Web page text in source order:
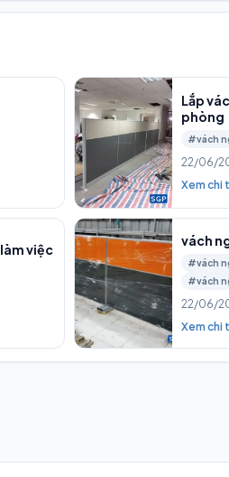
Lắp
phòng
#vách
22/06/
Xem chi
việc
vách
#vách
#vách
22/06/
Xem chi